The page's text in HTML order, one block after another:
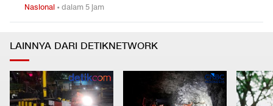
Nasional •dalam 5 jam
LAINNYA DARI DETIKNETWORK